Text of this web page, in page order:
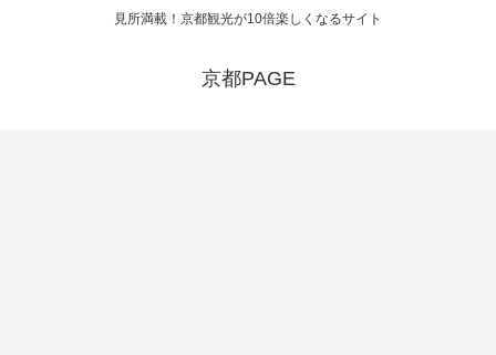
見所満載！京都観光が10倍楽しくなるサイト
京都PAGE